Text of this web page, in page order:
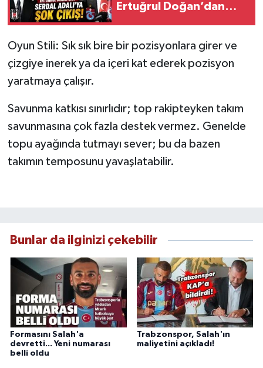
Ertuğrul Doğan’dan
Oyun Stili: Sık sık bire bir pozisyonlara girer ve
çizgiye inerek ya da içeri kat ederek pozisyon
yaratmaya çalışır.
Savunma katkısı sınırlıdır; top rakipteyken takım
savunmasına çok fazla destek vermez. Genelde
topu ayağında tutmayı sever; bu da bazen
takımın temposunu yavaşlatabilir.
Bunlar da ilginizi çekebilir
Formasını Salah'a
devretti... Yeni numarası
belli oldu
Trabzonspor, Salah'ın
maliyetini açıkladı!